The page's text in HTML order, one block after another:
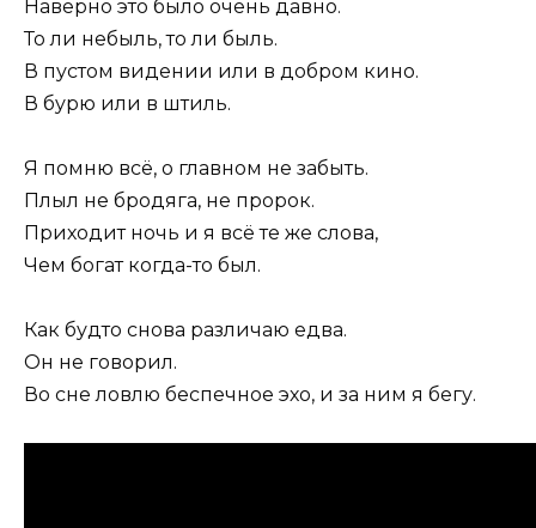
Наверно это было очень давно.
То ли небыль, то ли быль.
В пустом видении или в добром кино.
В бурю или в штиль.
Я помню всё, о главном не забыть.
Плыл не бродяга, не пророк.
Приходит ночь и я всё те же слова,
Чем богат когда-то был.
Как будто снова различаю едва.
Он не говорил.
Во сне ловлю беспечное эхо, и за ним я бегу.